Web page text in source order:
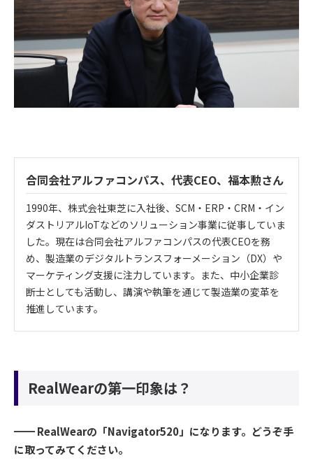
合同会社アルファコンパス、代表CEO、福本勲さん
1990年、株式会社東芝に入社後、SCM・ERP・CRM・イン
ダストリアルIoTなどのソリューション事業に従事していま
した。現在は合同会社アルファコンパスの代表CEOを務
め、製造業のデジタルトランスフォーメーション（DX）や
マーケティング支援に注力しています。また、中小企業診
断士としても活動し、講演や執筆を通じて製造業の変革を
推進しています。
RealWearの第一印象は？
━━ RealWearの「Navigator520」になります。どうぞ手
に取ってみてください。